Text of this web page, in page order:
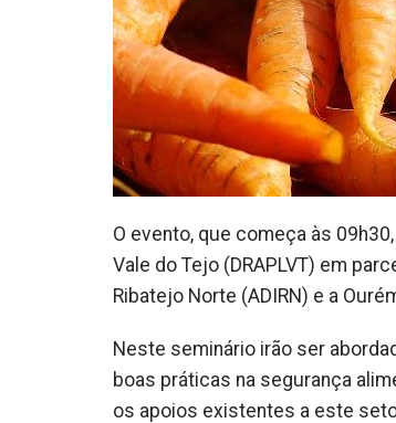
O evento, que começa às
Vale do Tejo (DRAPLVT) em
Ribatejo Norte (ADIRN) e a
Neste seminário irão ser
boas práticas na segurança
os apoios existentes a este